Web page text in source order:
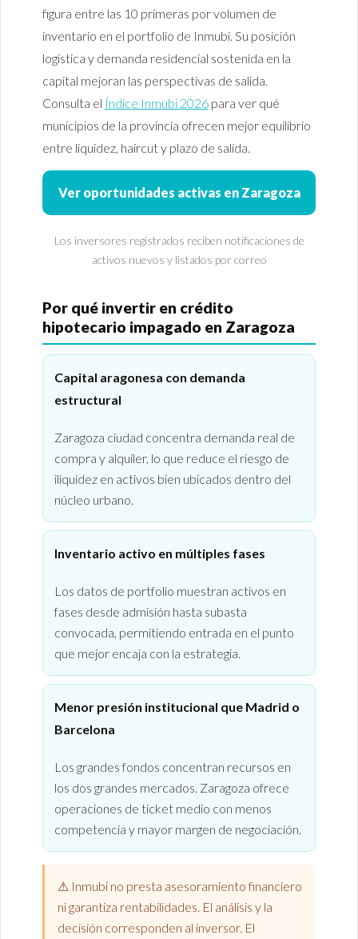
figura entre las 10 primeras por volumen de
inventario en el portfolio de Inmubi. Su posición
logística y demanda residencial sostenida en la
capital mejoran las perspectivas de salida.
Consulta el Índice Inmubi 2026para ver qué
municipios de la provincia ofrecen mejor equilibrio
entre liquidez, haircut y plazo de salida.
Ver oportunidades activas en Zaragoza
Los inversores registrados reciben notificaciones de
activos nuevos y listados por correo
Por qué invertir en crédito
hipotecario impagado en Zaragoza
Capital aragonesa con demanda
estructural
Zaragoza ciudad concentra demanda real de
compra y alquiler, lo que reduce el riesgo de
iliquidez en activos bien ubicados dentro del
núcleo urbano.
Inventario activo en múltiples fases
Los datos de portfolio muestran activos en
fases desde admisión hasta subasta
convocada, permitiendo entrada en el punto
que mejor encaja con la estrategia.
Menor presión institucional que Madrid o
Barcelona
Los grandes fondos concentran recursos en
los dos grandes mercados. Zaragoza ofrece
operaciones de ticket medio con menos
competencia y mayor margen de negociación.
⚠ Inmubi no presta asesoramiento financiero
ni garantiza rentabilidades. El análisis y la
decisión corresponden al inversor. El